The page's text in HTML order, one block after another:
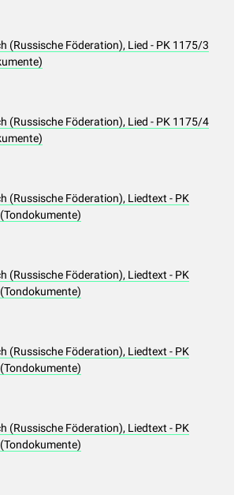
(Russische Föderation), Lied - PK 1175/3
(Russische Föderation), Lied - PK 1175/4
(Russische Föderation), Liedtext - PK
(Russische Föderation), Liedtext - PK
(Russische Föderation), Liedtext - PK
(Russische Föderation), Liedtext - PK